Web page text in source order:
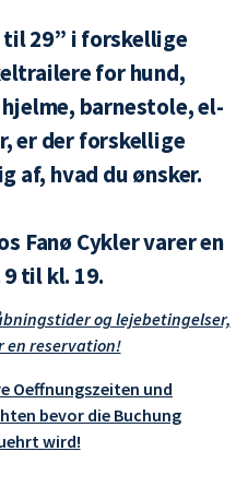
til 29” i forskellige
for hund,
barnestole, el-
er der forskellige
af, hvad du ønsker.
Fanø Cykler varer en
til kl. 19.
og lejebetingelser,
en reservation!
Oeffnungszeiten und
bevor die Buchung
wird!